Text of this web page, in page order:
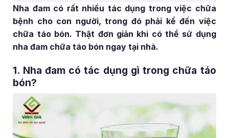
Nha đam có rất nhiều tác dụng trong việc chữa
bệnh cho con người, trong đó phải kể đến việc
chữa táo bón. Thật đơn giản khi có thể sử dụng
nha đam chữa táo bón ngay tại nhà.
1. Nha đam có tác dụng gì trong chữa táo
bón?